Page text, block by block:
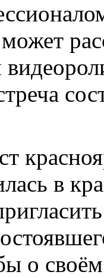
в
о